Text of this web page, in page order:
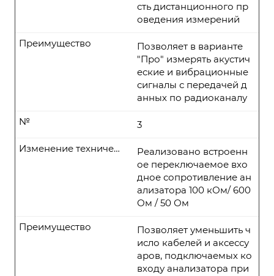
сть дистанционного пр
оведения измерений
Позволяет в варианте
"Про" измерять акустич
еские и вибрационные
сигналы с передачей д
анных по радиоканалу
Преимущество
3
№
Реализовано встроенн
ое переключаемое вхо
дное сопротивление ан
ализатора 100 кОм/ 600
Ом / 50 Ом
Изменение технических параметров
Позволяет уменьшить ч
исло кабелей и аксессу
аров, подключаемых ко
входу анализатора при
Преимущество